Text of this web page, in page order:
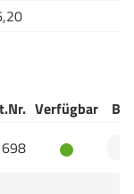
Verfügbar